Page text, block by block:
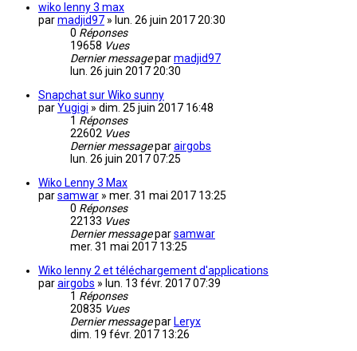
wiko lenny 3 max
parmadjid97 » lun. 26 juin 2017 20:30
0 Réponses
19658 Vues
Dernier messageparmadjid97
lun. 26 juin 2017 20:30
Snapchat sur Wiko sunny
parYugigi » dim. 25 juin 2017 16:48
1 Réponses
22602 Vues
Dernier messageparairgobs
lun. 26 juin 2017 07:25
Wiko Lenny 3 Max
parsamwar » mer. 31 mai 2017 13:25
0 Réponses
22133 Vues
Dernier messageparsamwar
mer. 31 mai 2017 13:25
Wiko lenny 2 et téléchargement d'applications
parairgobs » lun. 13 févr. 2017 07:39
1 Réponses
20835 Vues
Dernier messagepar Leryx
dim. 19 févr. 2017 13:26